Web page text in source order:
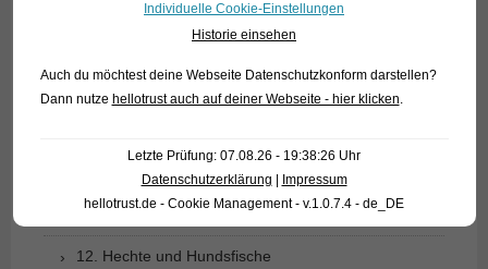
Elritzen, Goldfische etc.
10. Welse
11. Neuwelt-Messerfische
12. Hechte und Hundsfische
Individuelle Cookie-Einstellungen
Historie einsehen
Auch du möchtest deine Webseite Datenschutzkonform darstellen?
Dann nutze hellotrust auch auf deiner Webseite - hier klicken.
Letzte Prüfung: 07.08.26 - 19:38:26 Uhr
Datenschutzerklärung
Impressum
hellotrust.de - Cookie Management - v.1.0.7.4 - de_DE